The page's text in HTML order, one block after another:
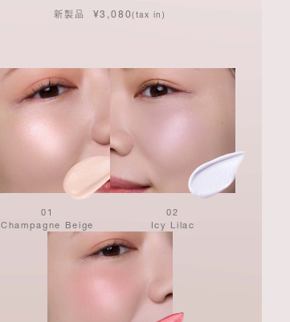
新製品 ¥3,080(tax in)
01
Champagne Beige
02
Icy Lilac